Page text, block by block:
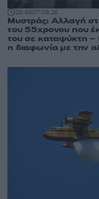
16:4807.08.26
Μυστράς: Αλλαγή
του 55χρονου που
του σε καταψύκτη –
η διαφωνία με την